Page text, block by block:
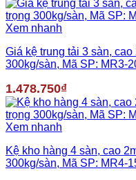
Xem nhanh
Giá kệ trung tải 3 sàn,
300kg/sàn, Mã SP: MR3-
1.478.750₫
Xem nhanh
Kệ kho hàng 4 sàn, cao
300kg/sàn, Mã SP: MR4-